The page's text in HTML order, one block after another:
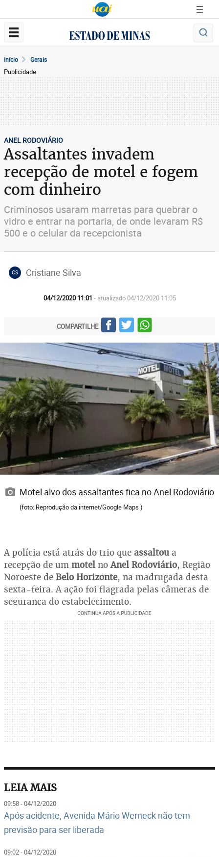
Início Gerais
Publicidade
ANEL RODOVIÁRIO
Assaltantes invadem
recepção de motel e fogem
com dinheiro
Criminosos usaram marretas para quebrar o
vidro e entrar na portaria, de onde levaram R$
500 e o celular da recepcionista
CS Cristiane Silva
04/12/2020 11:01 - atualizado 04/12/2020 11:05
COMPARTILHE
Motel alvo dos assaltantes fica no Anel Rodoviário
(foto: Reprodução da internet/Google Maps )
A polícia está atrás do trio que assaltou a
recepção de um motel noAnel Rodoviário, Região
Noroeste de Belo Horizonte, na madrugada desta
sexta-feira. A ação foi flagrada pelas câmeras de
segurança do estabelecimento.
LEIA MAIS
09:58 - 04/12/2020
Após acidente, Avenida Mário Werneck não tem
previsão para ser liberada
09:02 - 04/12/2020